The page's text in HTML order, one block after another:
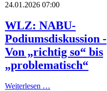
24.01.2026 07:00
WLZ: NABU-
Podiumsdiskussion -
Von „richtig so“ bis
„problematisch“
Weiterlesen …